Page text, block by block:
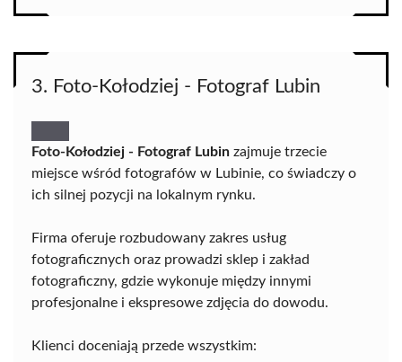
3. Foto-Kołodziej - Fotograf Lubin
Foto-Kołodziej - Fotograf Lubin zajmuje trzecie
miejsce wśród fotografów w Lubinie, co świadczy o
ich silnej pozycji na lokalnym rynku.
Firma oferuje rozbudowany zakres usług
fotograficznych oraz prowadzi sklep i zakład
fotograficzny, gdzie wykonuje między innymi
profesjonalne i ekspresowe zdjęcia do dowodu.
Klienci doceniają przede wszystkim: